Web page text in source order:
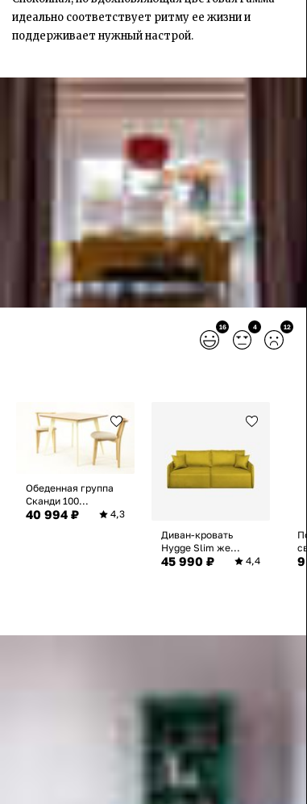
идеально соответствует ритму ее жизни и
поддерживает нужный настрой.
16 4 12
Обеденная группа
Сканди 100...
40 994 ₽
4,3
Диван-кровать
Hygge Slim же...
45 990 ₽ 4,4 9